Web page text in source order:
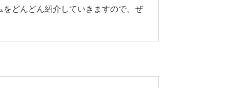
どんどん紹介していきますので、ぜ